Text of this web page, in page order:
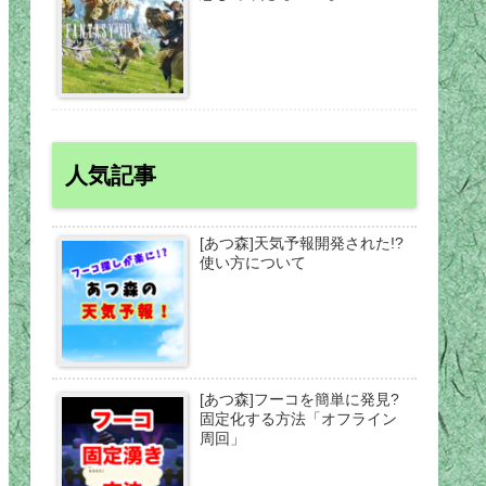
人気記事
[あつ森]天気予報開発された!?
使い方について
[あつ森]フーコを簡単に発見?
固定化する方法「オフライン
周回」